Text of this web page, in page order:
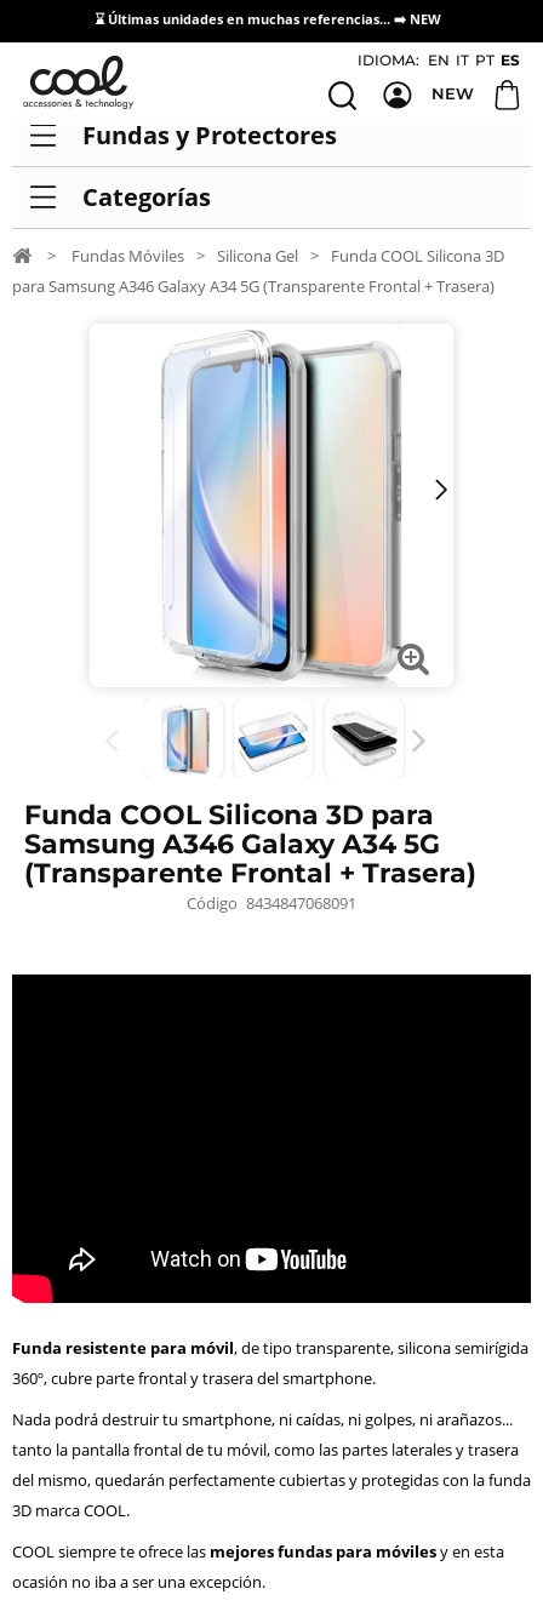
⌛ Últimas unidades en muchas referencias... ➡️ NEW
Acceso / Registro Distribuidores
IDIOMA: EN IT PT ES
NEW
Fundas y Protectores
Categorías
> Fundas Móviles > Silicona Gel >
Funda COOL Silicona 3D
para Samsung A346 Galaxy A34 5G (Transparente Frontal + Trasera)
Funda COOL Silicona 3D para
Samsung A346 Galaxy A34 5G
(Transparente Frontal + Trasera)
Código 8434847068091
Funda resistente para móvil, de tipo transparente, silicona semirígida
360º, cubre parte frontal y trasera del smartphone.
Nada podrá destruir tu smartphone, ni caídas, ni golpes, ni arañazos...
tanto la pantalla frontal de tu móvil, como las partes laterales y trasera
del mismo, quedarán perfectamente cubiertas y protegidas con la funda
3D marca COOL.
COOL siempre te ofrece las mejores fundas para móvilesy en esta
ocasión no iba a ser una excepción.